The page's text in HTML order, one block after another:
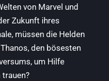
von Marvel und
Zukunft ihres
müssen die Helden
den bösesten
um Hilfe